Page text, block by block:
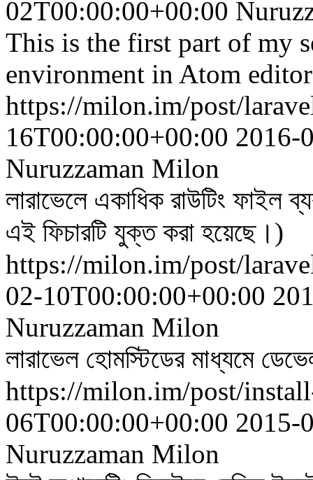
02T00:00:00+00:00
This is the first part of my
environment in Atom
https://milon.im/post/
16T00:00:00+00:00 2016-
Nuruzzaman Milon
লারাভেলে একাধিক রাউটিং ফাইল
এই ফিচারটি যুক্ত করা হয়েছে।)
https://milon.im/post/
02-10T00:00:00+00:00
Nuruzzaman Milon
লারাভেল হোমস্টিডের মাধ্যমে
https://milon.im/post/
06T00:00:00+00:00 2015-
Nuruzzaman Milon